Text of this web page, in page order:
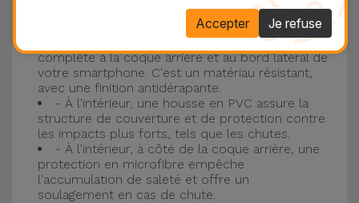
maximum les accidents et les casses !
- Une première couche de silicone liquide
donne de la couleur et une couverture
complète à la coque arrière et au bord latéral de
votre smartphone. C'est un matériau résistant,
avec une finition antidérapante.
- À l'intérieur, une housse en PVC assure la
structure de couverture et de protection contre
les impacts plus forts, tels que les chutes.
- À l'intérieur, à côté de la coque arrière, une
protection en microfibre empêche
l'accumulation de saleté et offre un
soulagement en cas de chute.
Je refuse
Accepter